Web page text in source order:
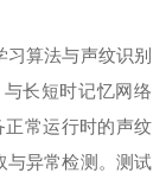
算法与声纹识别
与长短时记忆网络
正常运行时的声纹
异常检测。 测试